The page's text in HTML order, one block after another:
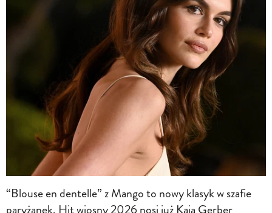
“Blouse en dentelle” z Mango to nowy klasyk w szafie
paryżanek. Hit wiosny 2026 nosi już Kaia Gerber